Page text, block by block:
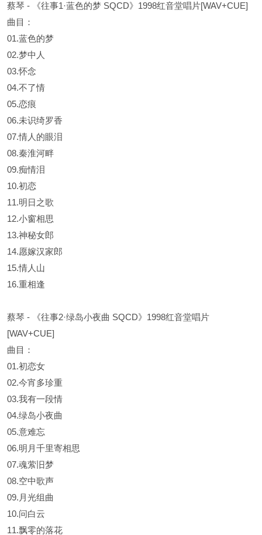
蔡琴 - 《往事1·蓝色的梦 SQCD》1998红音堂唱片[WAV+CUE]
曲目：
01.蓝色的梦
02.梦中人
03.怀念
04.不了情
05.恋痕
06.未识绮罗香
07.情人的眼泪
08.秦淮河畔
09.痴情泪
10.初恋
11.明日之歌
12.小窗相思
13.神秘女郎
14.愿嫁汉家郎
15.情人山
16.重相逢
蔡琴 - 《往事2·绿岛小夜曲 SQCD》1998红音堂唱片
[WAV+CUE]
曲目：
01.初恋女
02.今宵多珍重
03.我有一段情
04.绿岛小夜曲
05.意难忘
06.明月千里寄相思
07.魂萦旧梦
08.空中歌声
09.月光组曲
10.问白云
11.飘零的落花